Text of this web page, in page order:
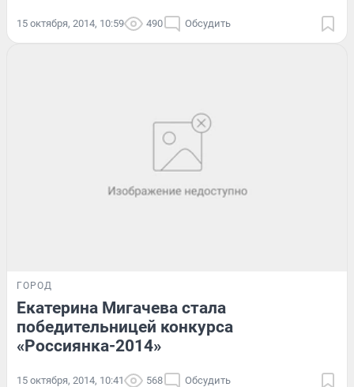
15 октября, 2014, 10:59 490 Обсудить
ГОРОД
Екатерина Мигачева стала
победительницей конкурса
«Россиянка-2014»
15 октября, 2014, 10:41 568 Обсудить